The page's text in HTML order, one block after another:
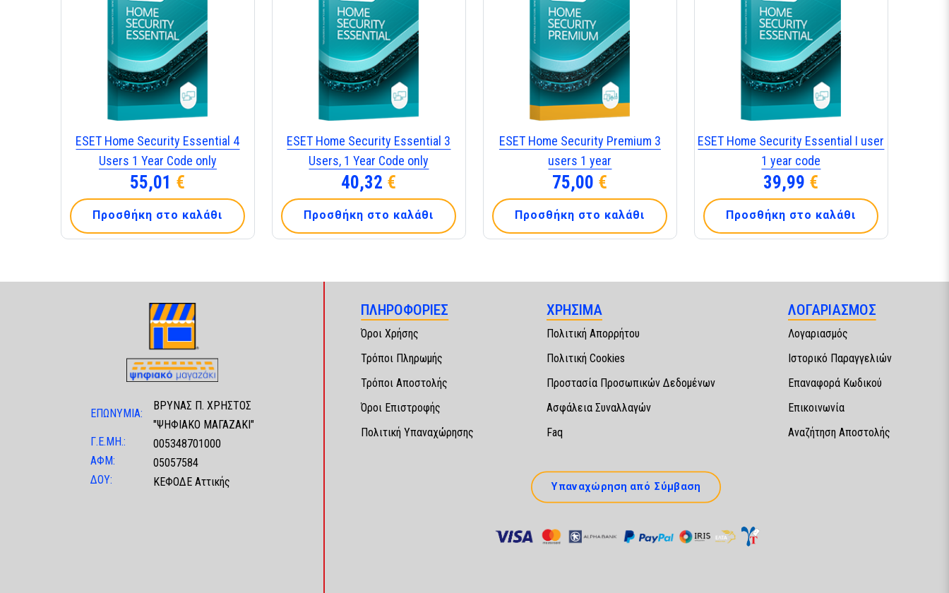
ESET Home Security Essential 4
Users 1 Year Code only
55,01 €
Προσθήκη στο καλάθι
ESET Home Security Essential 3
Users, 1 Year Code only
40,32 €
Προσθήκη στο καλάθι
ESET Home Security Premium 3
users 1 year
75,00 €
Προσθήκη στο καλάθι
ESET Home Security Essential I user
1 year code
39,99 €
Προσθήκη στο καλάθι
ΕΠΩΝΥΜΙΑ:
ΒΡΥΝΑΣ Π. ΧΡΗΣΤΟΣ
"ΨΗΦΙΑΚΟ ΜΑΓΑΖΑΚΙ"
Γ.Ε.ΜΗ.:
005348701000
ΑΦΜ:
05057584
ΔΟΥ:
ΚΕΦΟΔΕ Αττικής
ΠΛΗΡΟΦΟΡΙΕΣ
Όροι Χρήσης
Τρόποι Πληρωμής
Τρόποι Αποστολής
Όροι Επιστροφής
Πολιτική Υπαναχώρησης
ΧΡΗΣΙΜΑ
Πολιτική Απορρήτου
Πολιτική Cookies
Προστασία Προσωπικών Δεδομένων
Ασφάλεια Συναλλαγών
Faq
ΛΟΓΑΡΙΑΣΜΟΣ
Λογαριασμός
Ιστορικό Παραγγελιών
Επαναφορά Κωδικού
Επικοινωνία
Αναζήτηση Αποστολής
Υπαναχώρηση από Σύμβαση